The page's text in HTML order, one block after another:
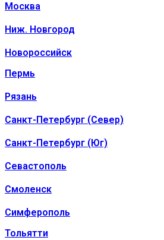
Москва
Ниж. Новгород
Новороссийск
Пермь
Рязань
Санкт-Петербург (Север)
Санкт-Петербург (Юг)
Севастополь
Смоленск
Симферополь
Тольятти